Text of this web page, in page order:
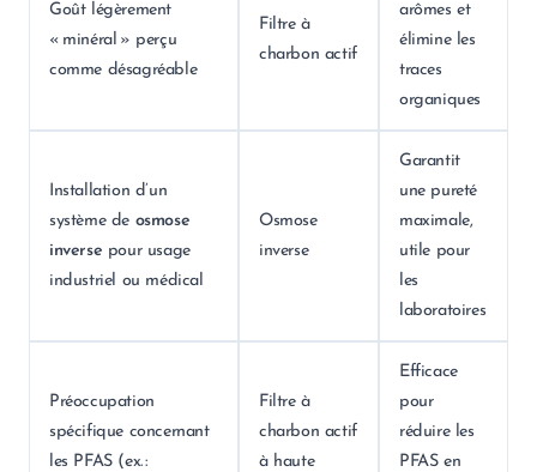
Goût légèrement
« minéral » perçu
comme désagréable
Filtre à
charbon actif
arômes et
élimine les
traces
organiques
Installation d’un
système de osmose
inverse pour usage
industriel ou médical
Osmose
inverse
Garantit
une pureté
maximale,
utile pour
les
laboratoires
Préoccupation
spécifique concernant
les PFAS (ex. :
Filtre à
charbon actif
à haute
Efficace
pour
réduire les
PFAS en